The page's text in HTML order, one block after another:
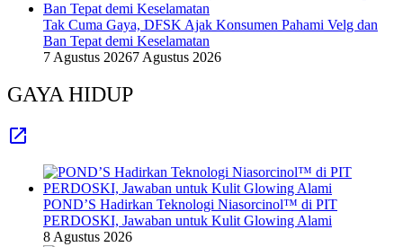
Tak Cuma Gaya, DFSK Ajak Konsumen Pahami Velg dan
Ban Tepat demi Keselamatan
7 Agustus 20267 Agustus 2026
GAYA HIDUP
POND’S Hadirkan Teknologi Niasorcinol™ di PIT
PERDOSKI, Jawaban untuk Kulit Glowing Alami
8 Agustus 2026